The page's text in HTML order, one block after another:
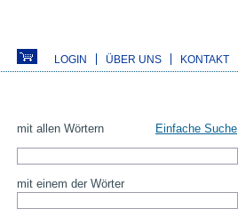
LOGIN ÜBER UNS KONTAKT
mit allen Wörtern Einfache Suche
mit einem der Wörter